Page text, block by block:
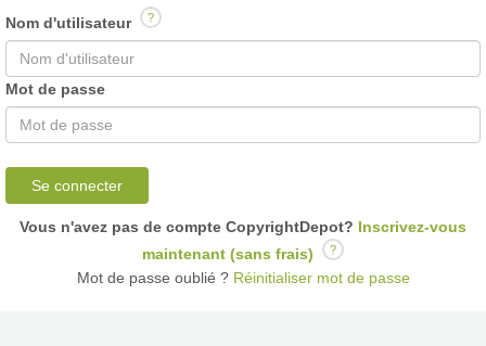
Nom d'utilisateur ?
Mot de passe
Se connecter
Vous n'avez pas de compte CopyrightDepot? Inscrivez-vous
maintenant (sans frais)
?
Mot de passe oublié ?Réinitialiser mot de passe